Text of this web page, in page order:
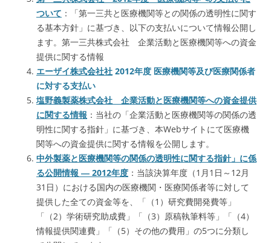
ついて ：「第一三共と医療機関等との関係の透明性に関す
る基本方針」に基づき、以下の支払いについて情報公開し
ます。第一三共株式会社 企業活動と医療機関等への資金
提供に関する情報
エーザイ株式会社社 2012年度 医療機関等及び医療関係者
に対する支払い
塩野義製薬株式会社 企業活動と医療機関等への資金提供
に関する情報 ：当社の「企業活動と医療機関等の関係の透
明性に関する指針」に基づき、本Webサイトにて医療機
関等への資金提供に関する情報を公開します。
中外製薬と医療機関等の関係の透明性に関する指針」に係
る公開情報 ― 2012年度 ：当該決算年度（1月1日～12月
31日）における国内の医療機関・医療関係者等に対して
提供した全ての資金等を、「（1）研究費開発費等」
「（2）学術研究助成費」「（3）原稿執筆料等」「（4）
情報提供関連費」「（5）その他の費用」の5つに分類し